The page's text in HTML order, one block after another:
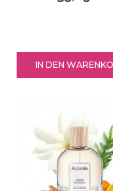
IN DEN